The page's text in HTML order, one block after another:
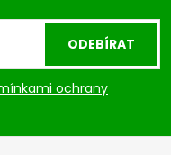
ochrany
ODEBÍRAT